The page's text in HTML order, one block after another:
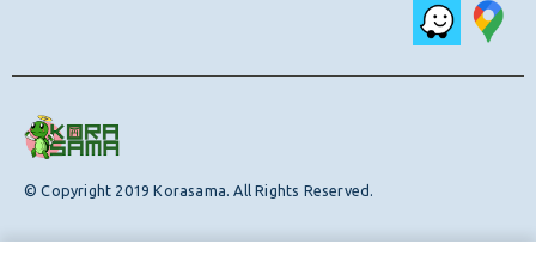
© Copyright 2019 Korasama. All Rights Reserved.